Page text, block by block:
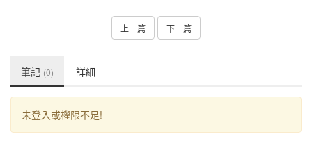
上一篇 下一篇
筆記 (0) 詳細
未登入或權限不足!